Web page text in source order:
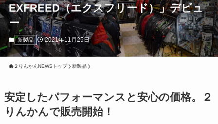
EXFREED（エクスフリード）」デビュ
ー
新製品 2021年11月25日
２りんかんNEWSトップ 新製品
安定したパフォーマンスと安心の価格。２
りんかんで販売開始！